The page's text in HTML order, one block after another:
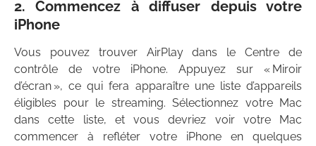
2. Commencez à diffuser depuis votre
iPhone
Vous pouvez trouver AirPlay dans le Centre de
contrôle de votre iPhone. Appuyez sur « Miroir
d’écran », ce qui fera apparaître une liste d’appareils
éligibles pour le streaming. Sélectionnez votre Mac
dans cette liste, et vous devriez voir votre Mac
commencer à refléter votre iPhone en quelques